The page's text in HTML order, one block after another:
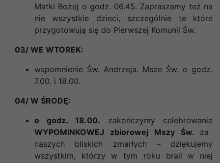
Matki Bożej o godz. 06.45. Zapraszamy też na
nie wszystkie dzieci, szczególnie te które
przygotowują się do Pierwszej Komunii Św.
03/ WE WTOREK:
wspomnienie Św. Andrzeja. Msze Św. o godz.
7.00. i 18.00.
04/ W ŚRODĘ:
o godz. 18.00. zakończymy celebrowanie
WYPOMINKOWEJ zbiorowej Mszy Św. za
naszych bliskich zmarłych – dziękujemy
wszystkim, którzy w tym roku brali w niej